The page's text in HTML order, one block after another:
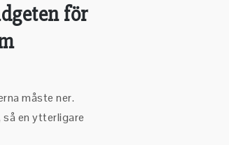
för
måste ner.
en ytterligare